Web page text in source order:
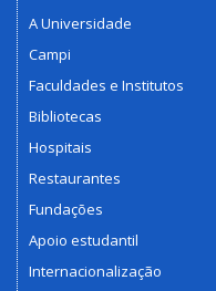
A Universidade
Campi
Faculdades e Institutos
Bibliotecas
Hospitais
Restaurantes
Fundações
Apoio estudantil
Internacionalização